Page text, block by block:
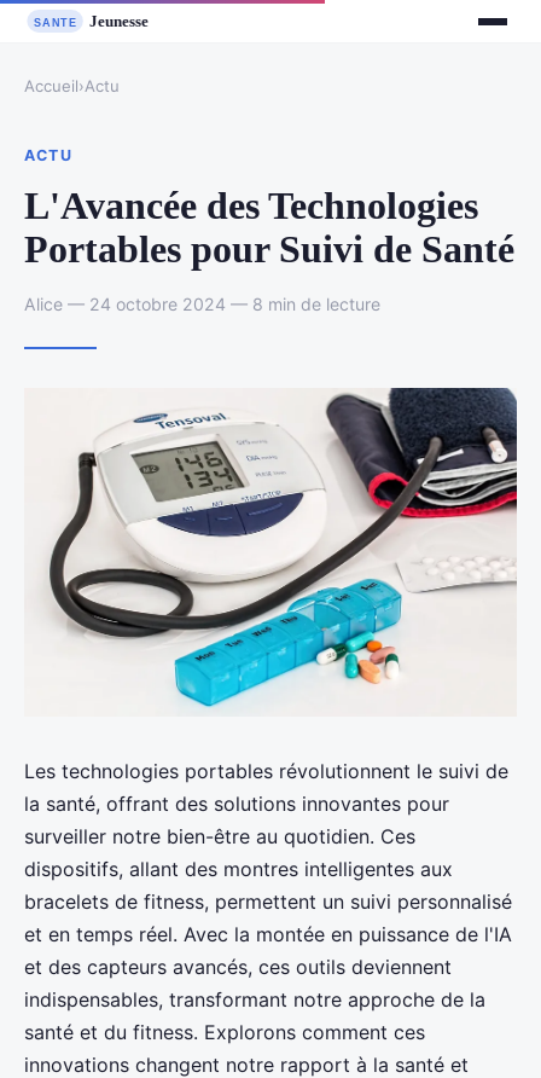
Accueil›Actu
ACTU
L'Avancée des Technologies
Portables pour Suivi de Santé
Alice — 24 octobre 2024 — 8 min de lecture
Les technologies portables révolutionnent le suivi de
la santé, offrant des solutions innovantes pour
surveiller notre bien-être au quotidien. Ces
dispositifs, allant des montres intelligentes aux
bracelets de fitness, permettent un suivi personnalisé
et en temps réel. Avec la montée en puissance de l'IA
et des capteurs avancés, ces outils deviennent
indispensables, transformant notre approche de la
santé et du fitness. Explorons comment ces
innovations changent notre rapport à la santé et